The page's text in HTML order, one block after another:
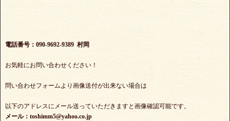
電話番号：090-9692-9389 村岡
お気軽にお問い合わせください！
問い合わせフォームより画像送付が出来ない場合は
以下のアドレスにメール送っていただきますと画像確認可能です。
メール：toshimm5@yahoo.co.jp